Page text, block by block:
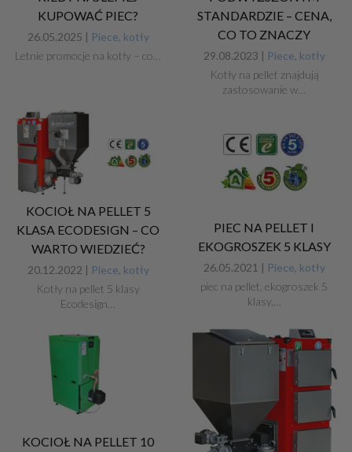
KUPOWAĆ PIEC?
26.05.2025 | Piece, kotły
Letnie promocje na kotły – co…
STANDARDZIE – CENA,
CO TO ZNACZY
29.08.2023 | Piece, kotły
Kotły na pellet znajdują
zastosowanie w…
KOCIOŁ NA PELLET 5
KLASA ECODESIGN – CO
WARTO WIEDZIEĆ?
20.12.2022 |
Piece, kotły
Kotły na pellet 5 klasy
Ecodesign…
PIEC NA PELLET I
EKOGROSZEK 5 KLASY
26.05.2021 | Piece, kotły
piec na pellet, ekogroszek 5
klasy,…
KOCIOŁ NA PELLET 10